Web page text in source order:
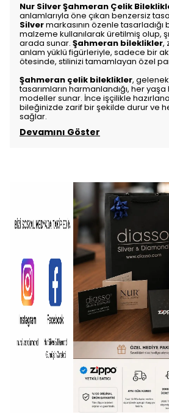
Nur Silver Şahmeran Çelik
anlamlarıyla öne çıkan benzersiz
Silvermarkasının özenle tasarladığı
malzeme kullanılarak üretilmiş olup,
arada sunar. Şahmeran bileklikler,
anlam yüklü figürleriyle, sadece bir
ötesinde, stilinizi tamamlayan özel
Şahmeran çelik bileklikler,
tasarımların harmanlandığı, her
modeller sunar. İnce işçilikle
bileğinizde zarif bir şekilde durur ve
sağlar.
Devamını Göster